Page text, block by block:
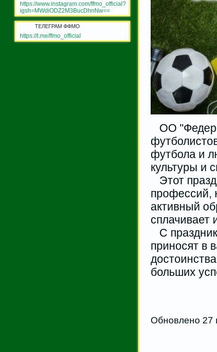
https://www.instagram.com/ffmo_official?
igsh=MWdiODZ2M3BucDhnNw==
ТЕЛЕГРАМ ФФМО
https://t.me/ffmo_official
ОО
футбола и
культуры и
Этот
профессий,
активный
сплачивает
С
приносят в
больших
Обновлено 27